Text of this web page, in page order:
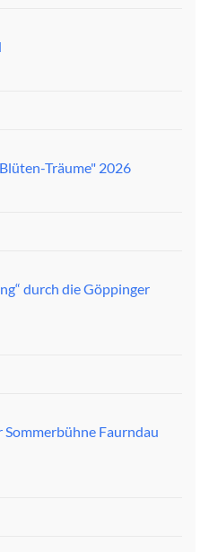
Träume" 2026
durch die Göppinger
Sommerbühne Faurndau